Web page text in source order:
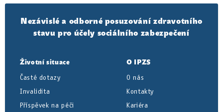
Nezávislé a odborné posuzování zdravotního
stavu pro účely sociálního zabezpečení
Životní situace
Časté dotazy
Invalidita
Příspěvek na péči
O IPZS
O nás
Kontakty
Kariéra